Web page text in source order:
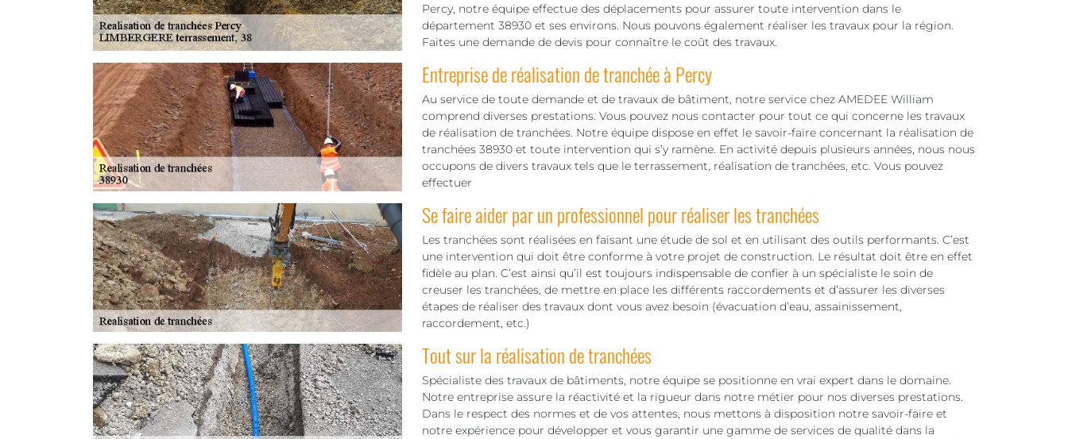
Percy, notre équipe effectue des déplacements pour assurer toute intervention dans le
département 38930 et ses environs. Nous pouvons également réaliser les travaux pour la région.
Faites une demande de devis pour connaître le coût des travaux.
Entreprise de réalisation de tranchée à Percy
Au service de toute demande et de travaux de bâtiment, notre service chez AMEDEE William
comprend diverses prestations. Vous pouvez nous contacter pour tout ce qui concerne les travaux
de réalisation de tranchées. Notre équipe dispose en effet le savoir-faire concernant la réalisation de
tranchées 38930 et toute intervention qui s’y ramène. En activité depuis plusieurs années, nous nous
occupons de divers travaux tels que le terrassement, réalisation de tranchées, etc. Vous pouvez
effectuer
Se faire aider par un professionnel pour réaliser les tranchées
Les tranchées sont réalisées en faisant une étude de sol et en utilisant des outils performants. C’est
une intervention qui doit être conforme à votre projet de construction. Le résultat doit être en effet
fidèle au plan. C’est ainsi qu’il est toujours indispensable de confier à un spécialiste le soin de
creuser les tranchées, de mettre en place les différents raccordements et d’assurer les diverses
étapes de réaliser des travaux dont vous avez besoin (évacuation d’eau, assainissement,
raccordement, etc.)
Tout sur la réalisation de tranchées
Spécialiste des travaux de bâtiments, notre équipe se positionne en vrai expert dans le domaine.
Notre entreprise assure la réactivité et la rigueur dans notre métier pour nos diverses prestations.
Dans le respect des normes et de vos attentes, nous mettons à disposition notre savoir-faire et
notre expérience pour développer et vous garantir une gamme de services de qualité dans la